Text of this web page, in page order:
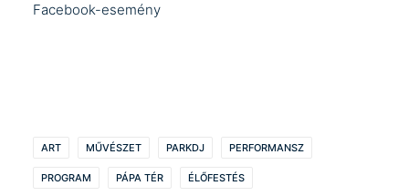
Facebook-esemény
ART MŰVÉSZET PARKDJ PERFORMANSZ
PROGRAM PÁPA TÉR ÉLŐFESTÉS